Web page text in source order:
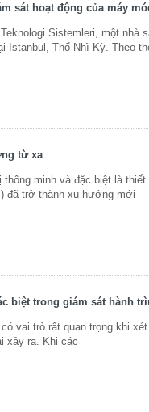
sát hoạt động của máy
Sistemleri, một nhà
Istanbul, Thổ Nhĩ Kỳ. Theo
từ xa
minh và đặc biệt là thiết
đã trở thành xu hướng mới
biệt trong giám sát hành
vai trò rất quan trọng khi
xảy ra. Khi các